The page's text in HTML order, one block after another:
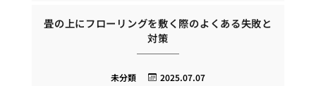
畳の上にフローリングを敷く際のよくある失敗と
対策
2025.07.07
未分類